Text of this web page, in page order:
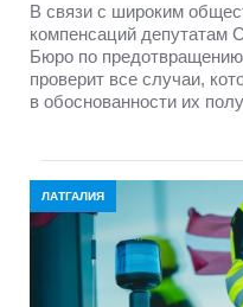
В связи с широким
компенсаций депутатам
Бюро по
проверит все случаи,
в обоснованности их
ЛАТГАЛИЯ